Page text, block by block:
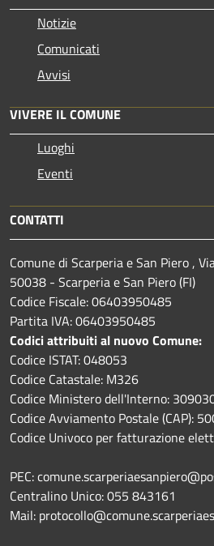
Notizie
Comunicati
Avvisi
VIVERE IL COMUNE
Luoghi
Eventi
CONTATTI
Comune di Scarperia e San Piero ,
50038 - Scarperia e San Piero (FI)
Codice Fiscale: 06403950485
Partita IVA: 06403950485
Codici attribuiti al nuovo Comune:
Codice ISTAT: 048053
Codice Catastale: M326
Codice Ministero dell'Interno:
Codice Avviamento Postale (CAP):
Codice Univoco per fatturazione
PEC:
Centralino Unico: 055 843161
Mail: